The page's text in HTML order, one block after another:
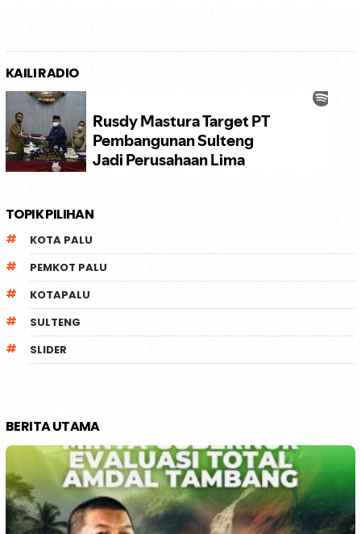
KAILI RADIO
TOPIK PILIHAN
KOTA PALU
PEMKOT PALU
KOTAPALU
SULTENG
SLIDER
BERITA UTAMA